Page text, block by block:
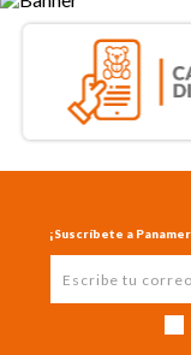
¡Suscríbete a